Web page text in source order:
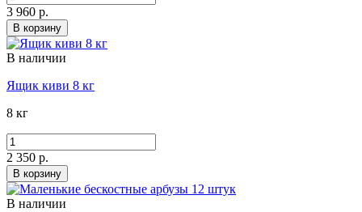
3 960 р.
В корзину
В наличии
Ящик киви 8 кг
8 кг
2 350 р.
В корзину
В наличии